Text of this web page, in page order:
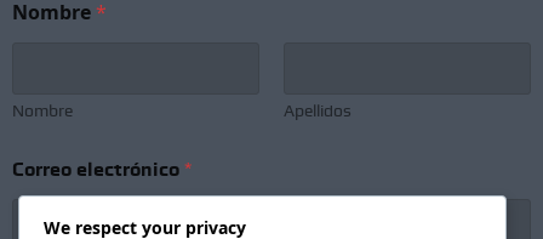
Nombre*
Nombre Apellidos
Correo electrónico *
We respect your privacy